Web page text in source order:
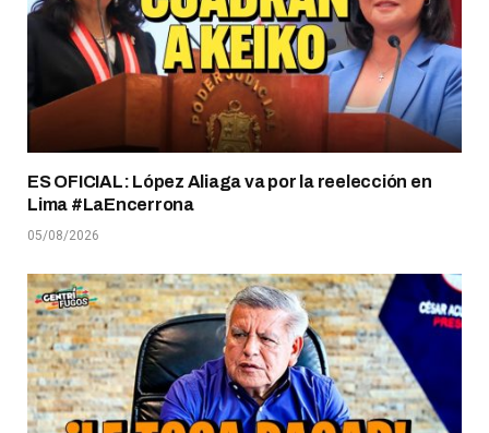
ES OFICIAL: López Aliaga va por la reelección en
Lima #LaEncerrona
05/08/2026